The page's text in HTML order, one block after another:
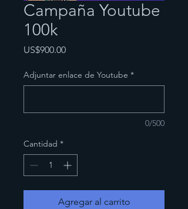
Campaña Youtube
100k
US$900.00Precio
Adjuntar enlace de Youtube *
0/500
Cantidad *
Agregar al carrito